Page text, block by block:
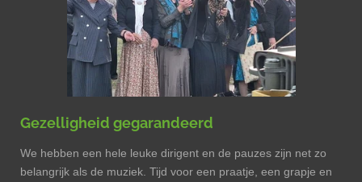
Gezelligheid gegarandeerd
We hebben een hele leuke dirigent en de pauzes zijn net zo
belangrijk als de muziek. Tijd voor een praatje, een grapje en